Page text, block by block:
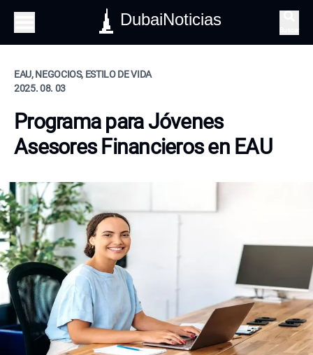
DubaiNoticias
EAU, NEGOCIOS, ESTILO DE VIDA
2025. 08. 03
Programa para Jóvenes
Asesores Financieros en EAU